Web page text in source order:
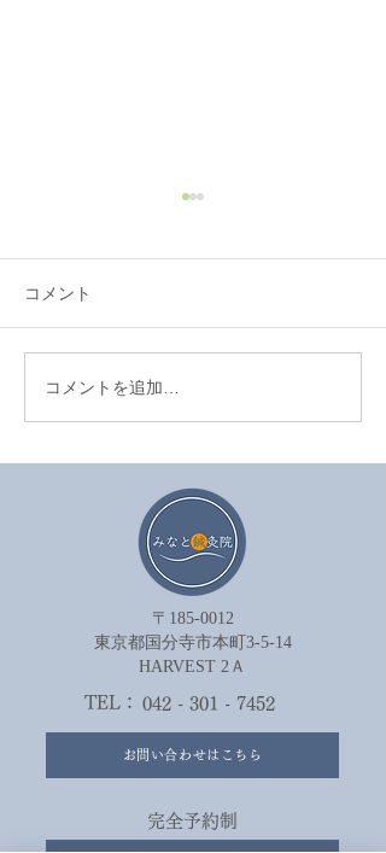
眼精疲労を鍼治療でやわ
らげる方法
コメント
コメントを追加…
〒185-0012
​東京都国分寺市本町3-5-14
HARVEST 2Ａ​
TEL： 042 - 301 - 7452
お問い合わせはこちら
完全予約制